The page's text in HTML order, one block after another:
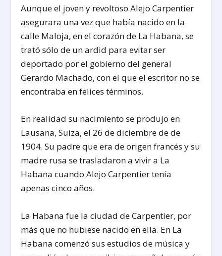
Aunque el joven y revoltoso Alejo Carpentier
asegurara una vez que había nacido en la
calle Maloja, en el corazón de La Habana, se
trató sólo de un ardid para evitar ser
deportado por el gobierno del general
Gerardo Machado, con el que el escritor no se
encontraba en felices términos.
En realidad su nacimiento se produjo en
Lausana, Suiza, el 26 de diciembre de de
1904. Su padre que era de origen francés y su
madre rusa se trasladaron a vivir a La
Habana cuando Alejo Carpentier tenía
apenas cinco años.
La Habana fue la ciudad de Carpentier, por
más que no hubiese nacido en ella. En La
Habana comenzó sus estudios de música y